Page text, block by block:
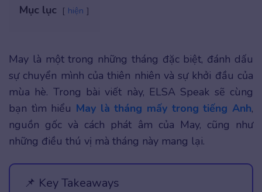
Mục lục hiện
May là một trong những tháng đặc biệt, đánh dấu
sự chuyển mình của thiên nhiên và sự khởi đầu của
mùa hè. Trong bài viết này, ELSA Speak sẽ cùng
bạn tìm hiểu May là tháng mấy trong tiếng Anh,
nguồn gốc và cách phát âm của May, cũng như
những điều thú vị mà tháng này mang lại.
📌 Key Takeaways